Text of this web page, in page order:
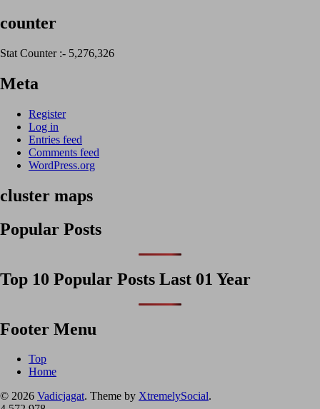
counter
Stat Counter :- 5,276,326
Meta
Register
Log in
Entries feed
Comments feed
WordPress.org
cluster maps
Popular Posts
Top 10 Popular Posts Last 01 Year
Footer Menu
Top
Home
© 2026 Vadicjagat. Theme by XtremelySocial.